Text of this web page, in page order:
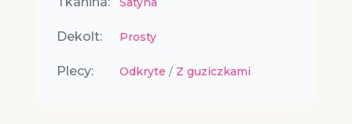
Dekolt: Prosty
Plecy: Odkryte / Z guziczkami